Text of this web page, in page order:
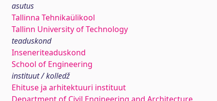
asutus
Tallinna Tehnikaülikool
Tallinn University of Technology
teaduskond
Inseneriteaduskond
School of Engineering
instituut / kolledž
Ehituse ja arhitektuuri instituut